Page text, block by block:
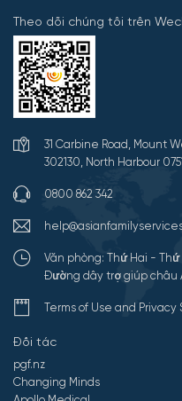
Theo dõi chúng tôi trên
31 Carbine Road, Mount
302130, North Harbour
0800 862 342
Văn phòng: Thứ Hai - Thứ
Đường dây trợ giúp châu
Terms of Use and
Đối tác
pgf.nz
Changing Minds